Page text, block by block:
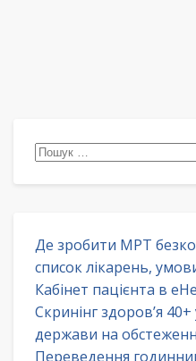
Пошук:
Де зробити МРТ
список лікарень,
Кабінет пацієнта в
Скринінг здоров’я
держави на
Переведення